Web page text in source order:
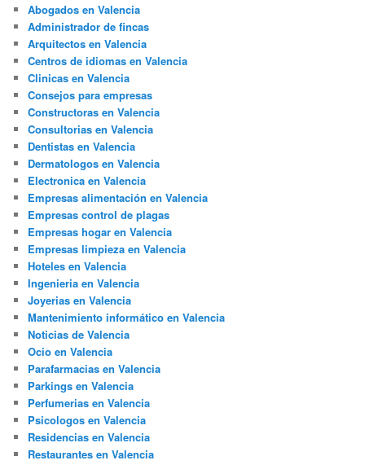
Abogados en Valencia
Administrador de fincas
Arquitectos en Valencia
Centros de idiomas en Valencia
Clinicas en Valencia
Consejos para empresas
Constructoras en Valencia
Consultorias en Valencia
Dentistas en Valencia
Dermatologos en Valencia
Electronica en Valencia
Empresas alimentación en Valencia
Empresas control de plagas
Empresas hogar en Valencia
Empresas limpieza en Valencia
Hoteles en Valencia
Ingenieria en Valencia
Joyerias en Valencia
Mantenimiento informático en Valencia
Noticias de Valencia
Ocio en Valencia
Parafarmacias en Valencia
Parkings en Valencia
Perfumerias en Valencia
Psicologos en Valencia
Residencias en Valencia
Restaurantes en Valencia